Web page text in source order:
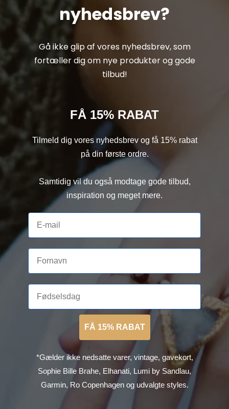
nyhedsbrev?
Gå ikke glip af vores nyhedsbrev, som
fortæller dig om nye produkter og gode
tilbud!
FÅ 15% RABAT
Tilmeld dig vores nyhedsbrev og få 15% rabat
på din første ordre.
Samtidig vil du også modtage gode tilbud,
inspiration og meget mere.
FÅ 15% RABAT
*Gælder ikke nedsatte varer, vintage, gavekort,
Sophie Bille Brahe, Elhanati, Lumi by Sandlau,
Garmin, Ro Copenhagen og udvalgte styles.